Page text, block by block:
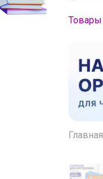
Главная